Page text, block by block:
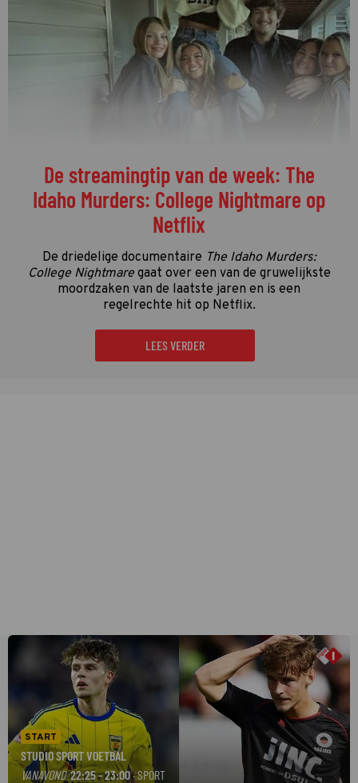
De streamingtip van de week: The
Idaho Murders: College Nightmare op
Netflix
De driedelige documentaire The Idaho Murders:
College Nightmaregaat over een van de gruwelijkste
moordzaken van de laatste jaren en is een
regelrechte hit op Netflix.
LEES VERDER
START
STUDIO SPORT VOETBAL
VANAVOND 22:25 - 23:00· SPORT